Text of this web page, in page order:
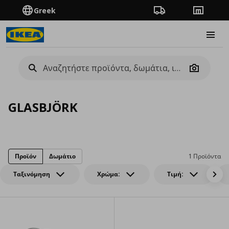
Greek Πορεία παραγγελίας
Camera
GLASBJÖRK
Ταξινόμηση Χρώμα: Τιμή:
1 Προϊόντα
Προϊόν Δωμάτιο